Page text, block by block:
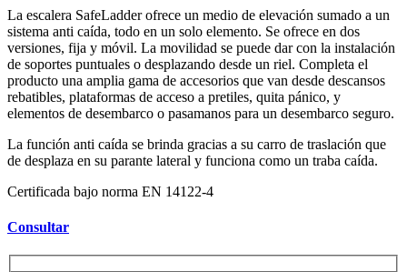
La escalera SafeLadder ofrece un medio de elevación sumado a un
sistema anti caída, todo en un solo elemento. Se ofrece en dos
versiones, fija y móvil. La movilidad se puede dar con la instalación
de soportes puntuales o desplazando desde un riel. Completa el
producto una amplia gama de accesorios que van desde descansos
rebatibles, plataformas de acceso a pretiles, quita pánico, y
elementos de desembarco o pasamanos para un desembarco seguro.
La función anti caída se brinda gracias a su carro de traslación que
de desplaza en su parante lateral y funciona como un traba caída.
Certificada bajo norma EN 14122-4
Consultar